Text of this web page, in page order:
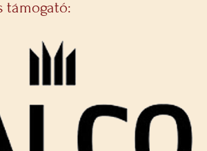
támogató: